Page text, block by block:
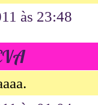
às 23:48